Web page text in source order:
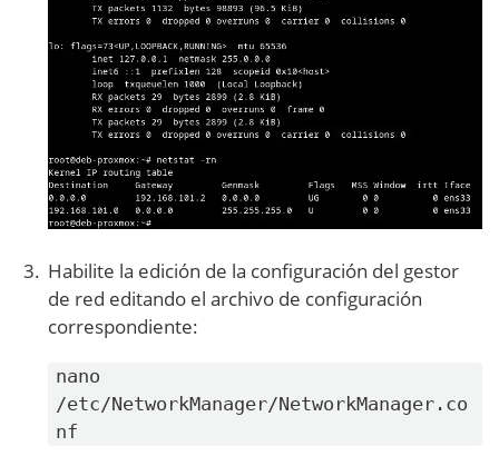
Habilite la edición de la configuración del gestor
de red editando el archivo de configuración
correspondiente:
nano
/etc/NetworkManager/NetworkManager.co
nf